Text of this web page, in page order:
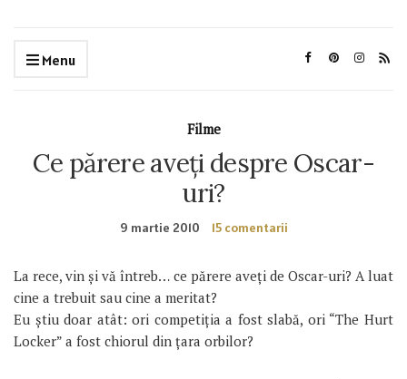
Menu
Filme
Ce părere aveți despre Oscar-
uri?
9 martie 2010 15 comentarii
La rece, vin și vă întreb… ce părere aveți de Oscar-uri? A luat
cine a trebuit sau cine a meritat?
Eu știu doar atât: ori competiția a fost slabă, ori “The Hurt
Locker” a fost chiorul din țara orbilor?